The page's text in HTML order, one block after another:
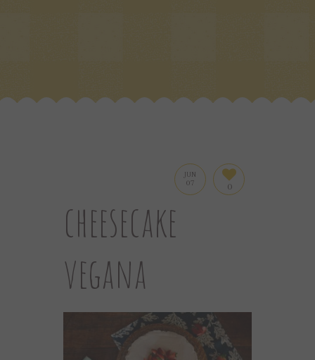
JUN
07 0
cheesecake
vegana